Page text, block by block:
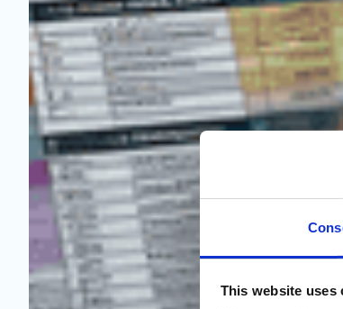
This website uses